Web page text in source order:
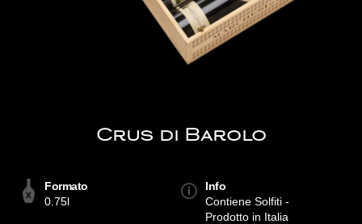
Crus di Barolo
Formato
0.75l
Info
Contiene Solfiti -
Prodotto in Italia